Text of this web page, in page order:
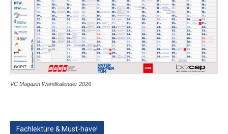
VC Magazin Wandkalender 2026
Fachlektüre & Must-have!